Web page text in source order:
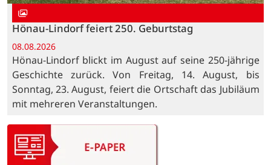
Hönau-Lindorf feiert 250. Geburtstag
08.08.2026
Hönau-Lindorf blickt im August auf seine 250-jährige
Geschichte zurück. Von Freitag, 14. August, bis
Sonntag, 23. August, feiert die Ortschaft das Jubiläum
mit mehreren Veranstaltungen.